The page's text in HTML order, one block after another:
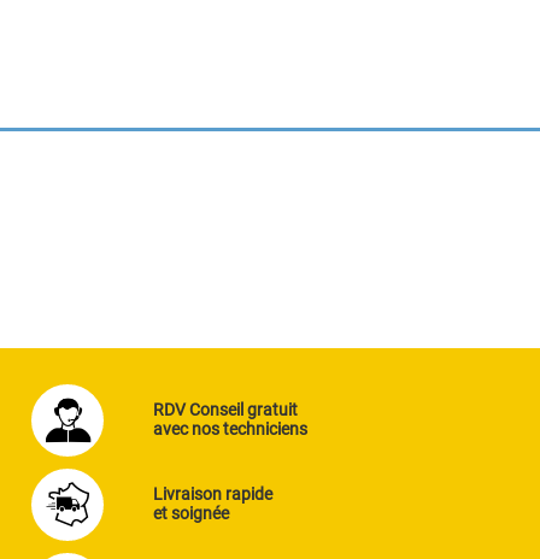
RDV Conseil gratuit
avec nos techniciens
Livraison rapide
et soignée